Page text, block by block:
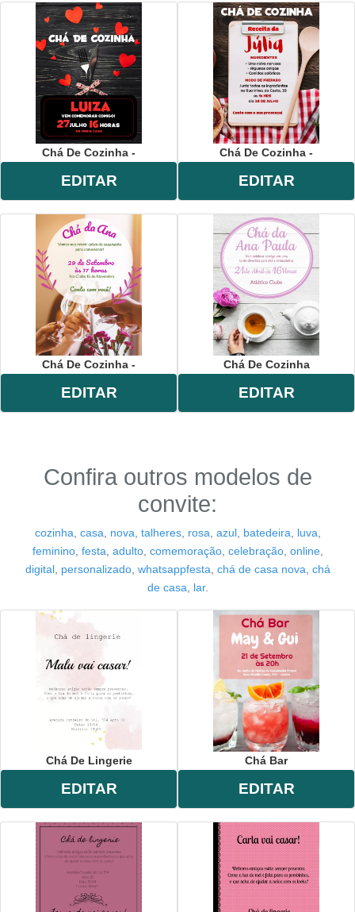
Chá De Cozinha -
EDITAR
Chá De Cozinha -
EDITAR
Chá De Cozinha -
EDITAR
Chá De Cozinha
EDITAR
Confira outros modelos de
convite:
cozinha casa nova talheres, rosa azul, batedeira luva
feminino, festa adulto, comemoração, celebração, online,
digital, personalizado, whatsappfesta chá de casa nova chá
de casa
lar.
Chá De Lingerie
EDITAR
Chá Bar
EDITAR